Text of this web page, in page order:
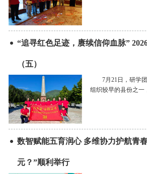
“追寻红色足迹，赓续信仰血脉”
（五）
7月21日，研学
组织较早的县份之一
数智赋能五育润心 多维协力护航青
元？”顺利举行